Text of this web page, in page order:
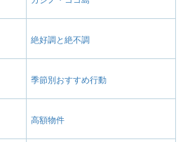
絶好調と絶不調
季節別おすすめ行動
高額物件